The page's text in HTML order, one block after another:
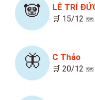
🐼 LÊ TRÍ
🛒 15/12 🗺️
🦋 C Thảo
🛒 20/12 🗺️